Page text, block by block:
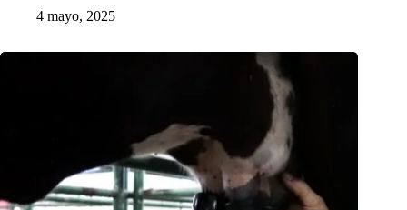
4 mayo, 2025